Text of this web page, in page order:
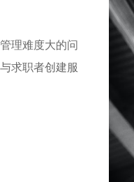
理难度大的问
求职者创建服